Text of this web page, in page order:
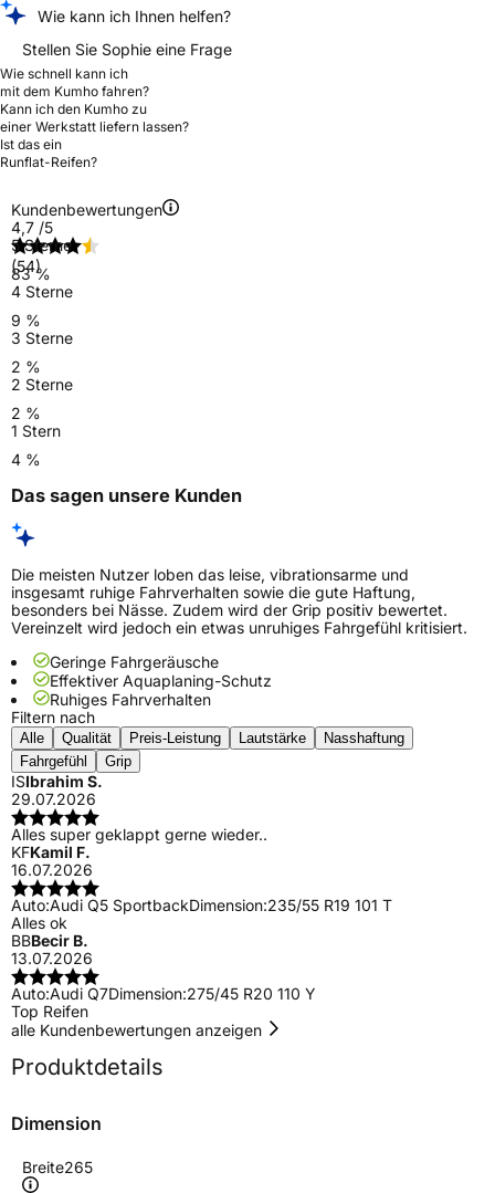
Wie kann ich Ihnen helfen?
Stellen Sie Sophie eine Frage
Wie schnell kann ich
mit dem Kumho fahren?
Kann ich den Kumho zu
einer Werkstatt liefern lassen?
Ist das ein
Runflat-Reifen?
Kundenbewertungen
4,7 /5
(54)
5 Sterne
83 %
4 Sterne
9 %
3 Sterne
2 %
2 Sterne
2 %
1 Stern
4 %
Das sagen unsere Kunden
Die meisten Nutzer loben das leise, vibrationsarme und
insgesamt ruhige Fahrverhalten sowie die gute Haftung,
besonders bei Nässe. Zudem wird der Grip positiv bewertet.
Vereinzelt wird jedoch ein etwas unruhiges Fahrgefühl kritisiert.
Geringe Fahrgeräusche
Effektiver Aquaplaning-Schutz
Ruhiges Fahrverhalten
Filtern nach
Alle Qualität Preis-Leistung Lautstärke
Nasshaftung
Fahrgefühl
Grip
ISIbrahim S.
29.07.2026
Alles super geklappt gerne wieder..
KFKamil F.
16.07.2026
Auto:Audi Q5 SportbackDimension:235/55 R19 101 T
Alles ok
BBBecir B.
13.07.2026
Auto:Audi Q7Dimension:275/45 R20 110 Y
Top Reifen
alle Kundenbewertungen anzeigen
Produktdetails
Dimension
Breite265